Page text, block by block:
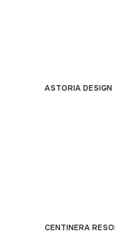
ASTORIA DESIGN
CENTINERA